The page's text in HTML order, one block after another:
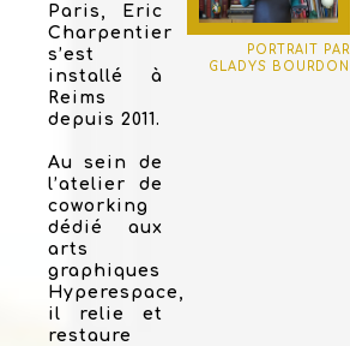
Paris, Eric
Charpentier
s’est
installé à
Reims
depuis 2011.
Au sein de
l’atelier de
coworking
dédié aux
arts
graphiques
Hyperespace,
il relie et
restaure
PORTRAIT PAR
GLADYS BOURDON